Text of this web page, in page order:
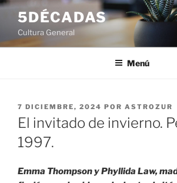
Saltar
contenido
5DÉCADAS
Cultura General
Menú
PUBLICADO
EL
7 DICIEMBRE, 2024 POR ASTROZUR
El invitado de invierno.
1997.
Emma Thompson y Phyllida Law,